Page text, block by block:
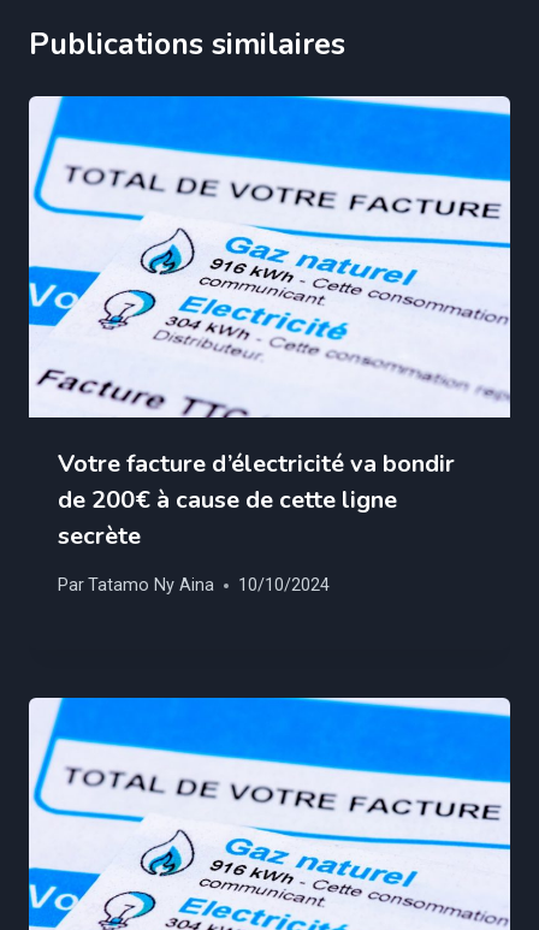
Publications similaires
Votre facture d’électricité va bondir
de 200€ à cause de cette ligne
secrète
ParTatamo Ny Aina 10/10/2024